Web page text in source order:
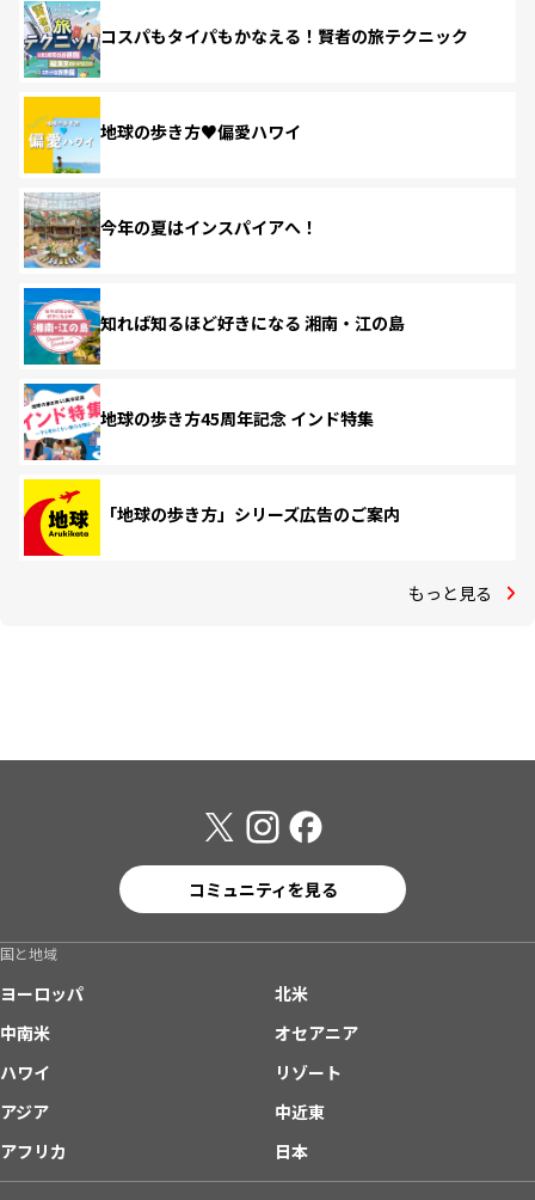
コスパもタイパもかなえる！賢者の旅テクニック
地球の歩き方♥偏愛ハワイ
今年の夏はインスパイアへ！
知れば知るほど好きになる 湘南・江の島
地球の歩き方45周年記念 インド特集
「地球の歩き方」シリーズ広告のご案内
もっと見る
コミュニティを見る
国と地域
ヨーロッパ
北米
中南米
オセアニア
ハワイ
リゾート
アジア
中近東
アフリカ
日本